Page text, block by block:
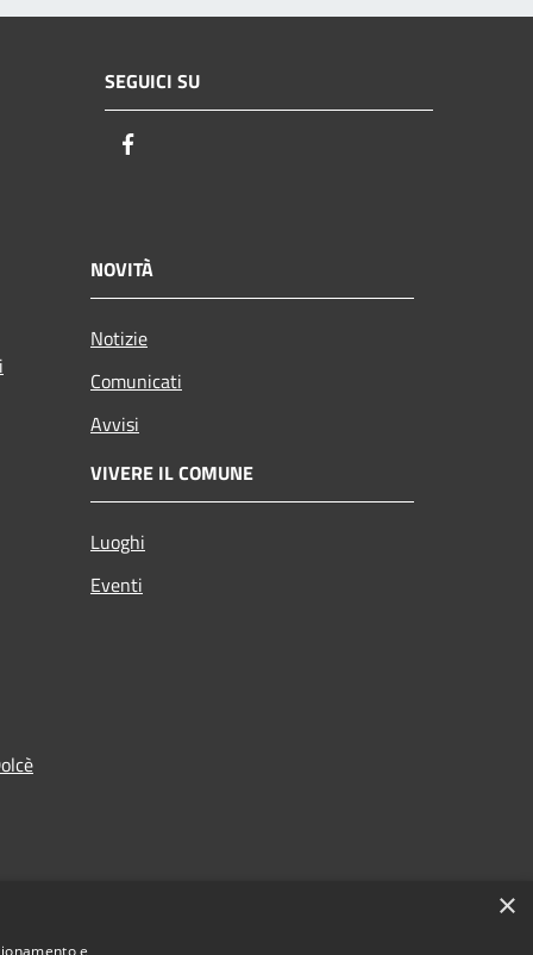
SEGUICI SU
NOVITÀ
Notizie
Comunicati
Avvisi
VIVERE IL COMUNE
Luoghi
Eventi
×
e